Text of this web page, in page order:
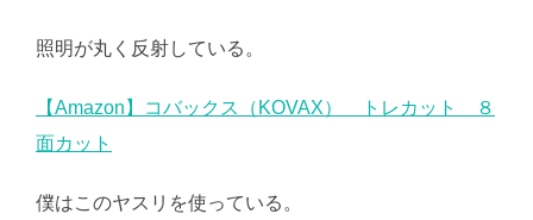
照明が丸く反射している。
【Amazon】コバックス（KOVAX） トレカット ８
面カット
僕はこのヤスリを使っている。